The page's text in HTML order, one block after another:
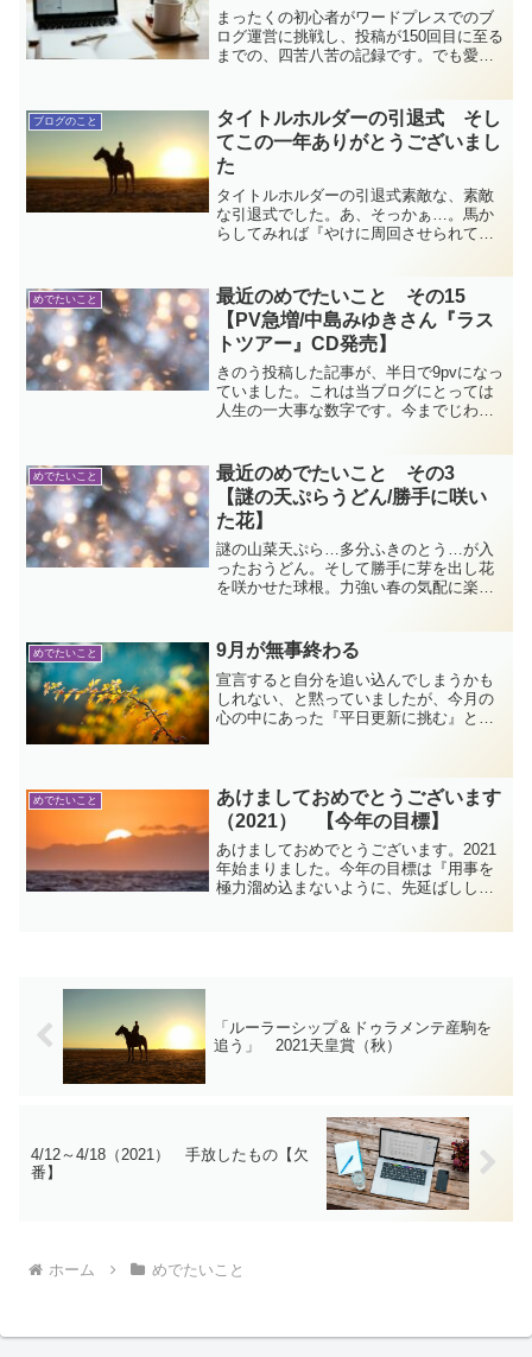
まったくの初心者がワードプレスでのブ
ログ運営に挑戦し、投稿が150回目に至る
までの、四苦八苦の記録です。でも愛お
ブログのこと
タイトルホルダーの引退式 そし
てこの一年ありがとうございまし
た
タイトルホルダーの引退式素敵な、素敵
な引退式でした。あ、そっかぁ…。馬か
らしてみれば『やけに周回させられて』
やでも、素敵じゃないですか！父ドゥラ
メンテは思いがけない故障...
めでたいこと
最近のめでたいこと その15
【PV急増/中島みゆきさん『ラス
トツアー』CD発売】
きのう投稿した記事が、半日で9pvになっ
ていました。これは当ブログにとっては
人生の一大事な数字です。今までじわじ
カテゴリーの20位以内に入れると違うな
ぁ…。
めでたいこと
最近のめでたいこと その3
【謎の天ぷらうどん/勝手に咲い
た花】
謎の山菜天ぷら…多分ふきのとう…が入
ったおうどん。そして勝手に芽を出し花
を咲かせた球根。力強い春の気配に楽し
めでたいこと 9月が無事終わる
宣言すると自分を追い込んでしまうかも
しれない、と黙っていましたが、今月の
心の中にあった『平日更新に挑む』とい
た。今年は後３か月。色々できそうで楽
しみです！
めでたいこと
あけましておめでとうございます
（2021） 【今年の目標】
あけましておめでとうございます。2021
年始まりました。今年の目標は『用事を
極力溜め込まないように、先延ばししな
「ルーラーシップ＆ドゥラメンテ産駒を
追う」 2021天皇賞（秋）
4/12～4/18（2021） 手放したもの【欠
番】
ホーム めでたいこと